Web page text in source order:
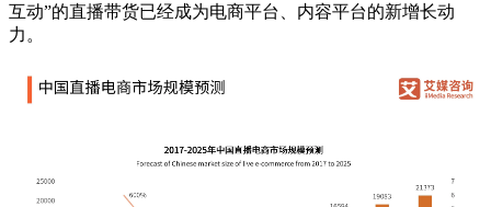
互动”的直播带货已经成为电商平台、内容平台的新增长动
力。